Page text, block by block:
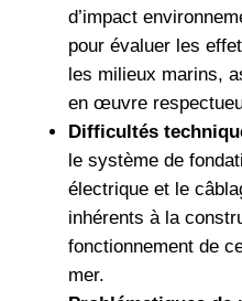
d’impact
pour évaluer les
les milieux marins,
en œuvre
Difficultés
le système de
électrique et le
inhérents à la
fonctionnement de
mer.